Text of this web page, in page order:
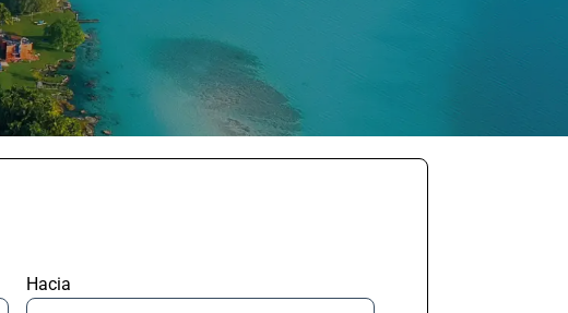
Hacia